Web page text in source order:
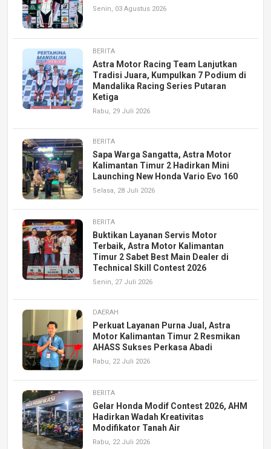
Senin, 03 Agustus 2026
BERITA
Astra Motor Racing Team Lanjutkan
Tradisi Juara, Kumpulkan 7 Podium di
Mandalika Racing Series Putaran
Ketiga
Rabu, 29 Juli 2026
BERITA
Sapa Warga Sangatta, Astra Motor
Kalimantan Timur 2 Hadirkan Mini
Launching New Honda Vario Evo 160
Selasa, 28 Juli 2026
BERITA
Buktikan Layanan Servis Motor
Terbaik, Astra Motor Kalimantan
Timur 2 Sabet Best Main Dealer di
Technical Skill Contest 2026
Senin, 27 Juli 2026
DAERAH
Perkuat Layanan Purna Jual, Astra
Motor Kalimantan Timur 2 Resmikan
AHASS Sukses Perkasa Abadi
Rabu, 22 Juli 2026
BERITA
Gelar Honda Modif Contest 2026, AHM
Hadirkan Wadah Kreativitas
Modifikator Tanah Air
Rabu, 22 Juli 2026